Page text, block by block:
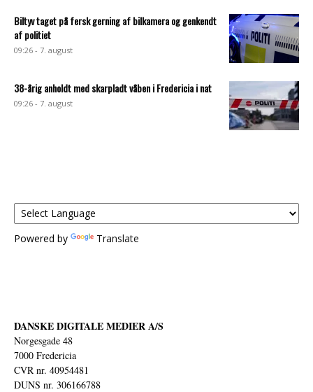
Biltyv taget på fersk gerning af bilkamera og genkendt
af politiet
09:26 - 7. august
38-årig anholdt med skarpladt våben i Fredericia i nat
09:26 - 7. august
Powered by Translate
DANSKE DIGITALE MEDIER A/S
Norgesgade 48
7000 Fredericia
CVR nr. 40954481
DUNS nr. 306166788